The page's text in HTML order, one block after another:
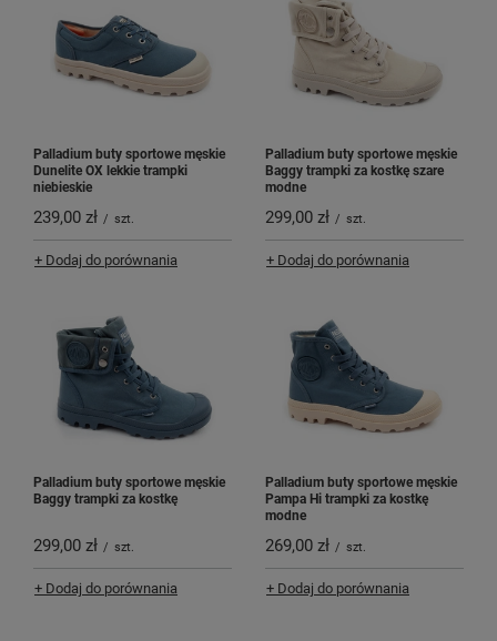
Palladium buty sportowe męskie
Dunelite OX lekkie trampki
niebieskie
239,00 zł / szt.
+ Dodaj do porównania
Palladium buty sportowe męskie
Baggy trampki za kostkę szare
modne
299,00 zł / szt.
+ Dodaj do porównania
Palladium buty sportowe męskie
Baggy trampki za kostkę
299,00 zł / szt.
+ Dodaj do porównania
Palladium buty sportowe męskie
Pampa Hi trampki za kostkę
modne
269,00 zł / szt.
+ Dodaj do porównania